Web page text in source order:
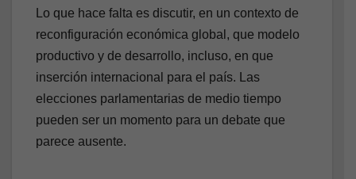
Lo que hace falta es discutir, en un contexto de
reconfiguración económica global, que modelo
productivo y de desarrollo, incluso, en que
inserción internacional para el país. Las
elecciones parlamentarias de medio tiempo
pueden ser un momento para un debate que
parece ausente.